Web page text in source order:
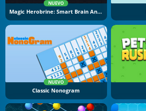
NUEVO
Magic Herobrine: Smart Brain And Puzzle Quest
NUEVO
Classic Nonogram